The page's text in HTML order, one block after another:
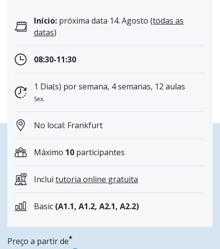
Início: próxima data 14. Agosto (todas as
datas)
08:30-11:30
1 Dia(s) por semana, 4 semanas, 12 aulas
Sex.
No local: Frankfurt
Máximo 10 participantes
Inclui tutoria online gratuita
Basic (A1.1, A1.2, A2.1, A2.2)
Preço a partir de*